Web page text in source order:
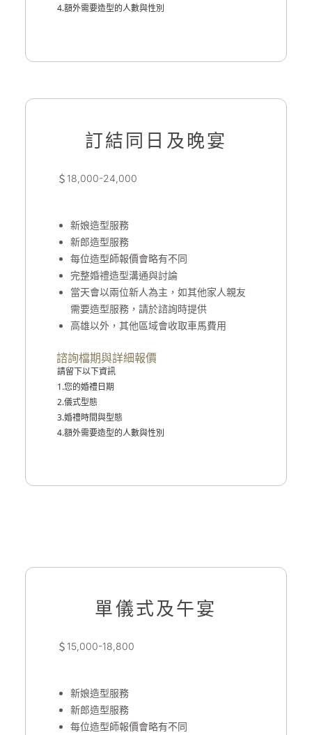
4.額外需要造型的人數與性別
訂結同日及晚宴
＄18,000-24,000
新娘造型服務
新郎造型服務
每位造型師報價會略有不同
完整婚禮造型溝通與討論
當天會以兩位新人為主，如其他家人親友
需要造型服務，請於諮詢時提供
高雄以外，其他區域會收取車馬費用
諮詢檔期與詳細報價
請留下以下資訊
1.您的婚禮日期
2.儀式型態
3.婚禮時間與型態
4.額外需要造型的人數與性別
單儀式及午宴
＄15,000-18,800
新娘造型服務
新郎造型服務
每位造型師報價會略有不同